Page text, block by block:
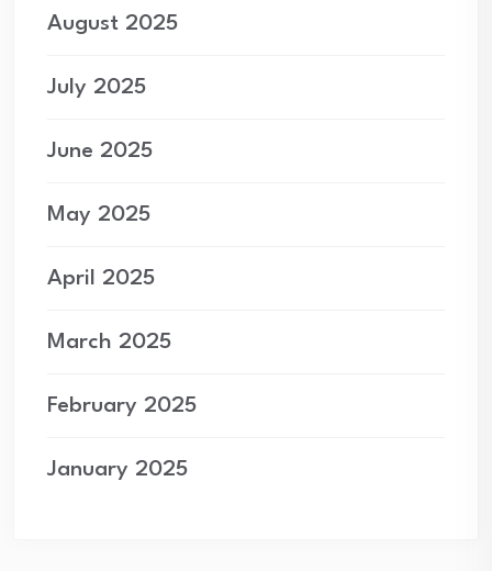
August 2025
July 2025
June 2025
May 2025
April 2025
March 2025
February 2025
January 2025